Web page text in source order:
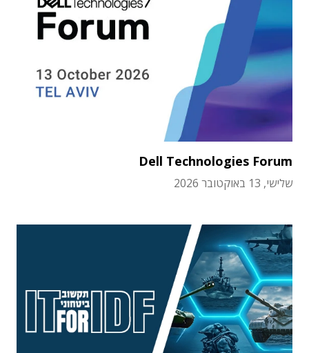
Dell Technologies Forum
שלישי, 13 באוקטובר 2026